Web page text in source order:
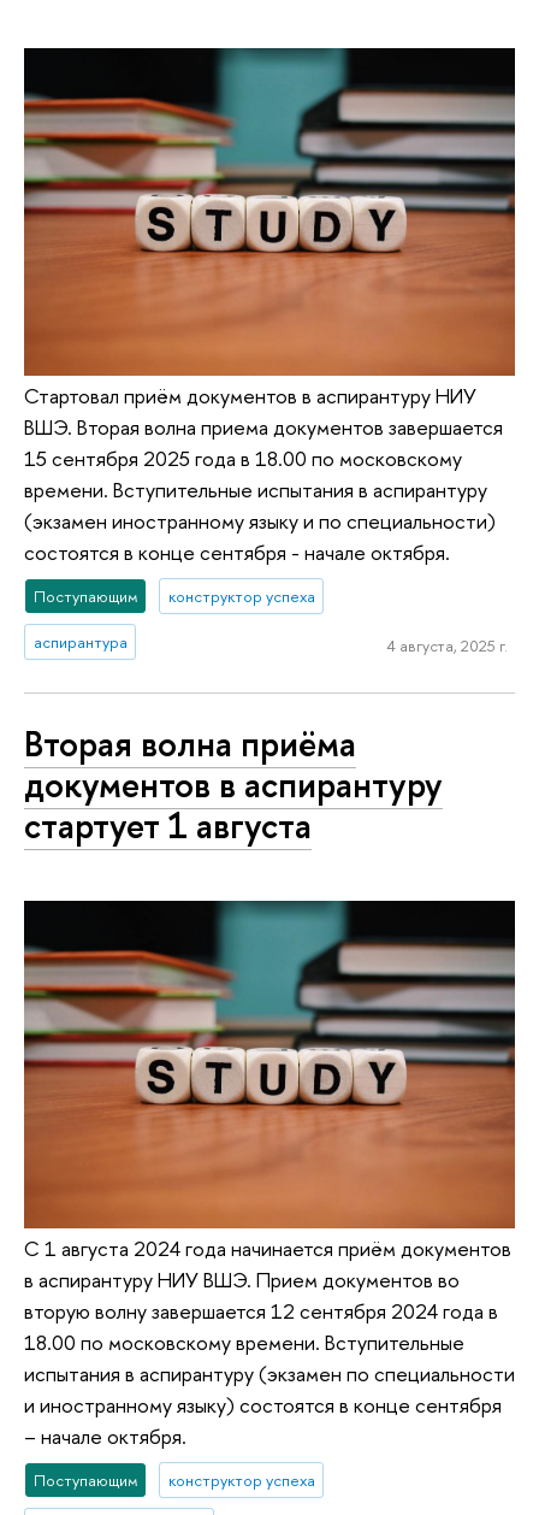
Стартовал приём документов в аспирантуру НИУ
ВШЭ. Вторая волна приема документов завершается
15 сентября 2025 года в 18.00 по московскому
времени. Вступительные испытания в аспирантуру
(экзамен иностранному языку и по специальности)
состоятся в конце сентября - начале октября.
Поступающим конструктор успеха
аспирантура 4 августа, 2025 г.
Вторая волна приёма
документов в аспирантуру
стартует 1 августа
С 1 августа 2024 года начинается приём документов
в аспирантуру НИУ ВШЭ. Прием документов во
вторую волну завершается 12 сентября 2024 года в
18.00 по московскому времени. Вступительные
испытания в аспирантуру (экзамен по специальности
и иностранному языку) состоятся в конце сентября
– начале октября.
Поступающим конструктор успеха